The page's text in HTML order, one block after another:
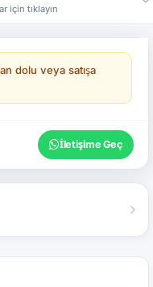
için tıklayın
A Sınıfı
dolu veya satışa
İletişime Geç